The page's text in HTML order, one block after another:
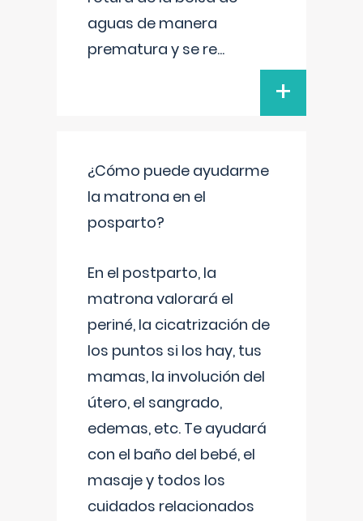
aguas de manera
prematura y se re...
+
¿Cómo puede ayudarme
la matrona en el
posparto?
En el postparto, la
matrona valorará el
periné, la cicatrización de
los puntos si los hay, tus
mamas, la involución del
útero, el sangrado,
edemas, etc. Te ayudará
con el baño del bebé, el
masaje y todos los
cuidados relacionados